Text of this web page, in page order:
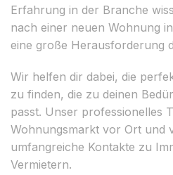
Erfahrung in der Branche
nach einer neuen Wohnung
eine große Herausforderung
Wir helfen dir dabei, die
zu finden, die zu deinen
passt. Unser professionelles
Wohnungsmarkt vor Ort und
umfangreiche Kontakte zu
Vermietern.